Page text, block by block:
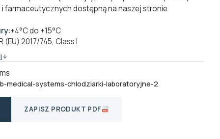
farmaceutycznychdostępną na naszej stronie.
+4°C do +15°C
(EU) 2017/745, Class I
medical-systems-chlodziarki-laboratoryjne-2
ZAPISZ PRODUKT PDF